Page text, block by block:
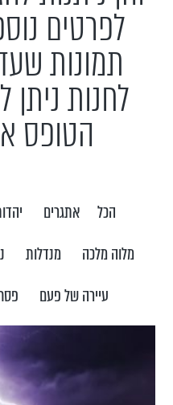
לפרטים
תמונות
לחנות
הטופס
הכל אתגרים
מלוה מלכה
מנדלות
עיירה של פעם